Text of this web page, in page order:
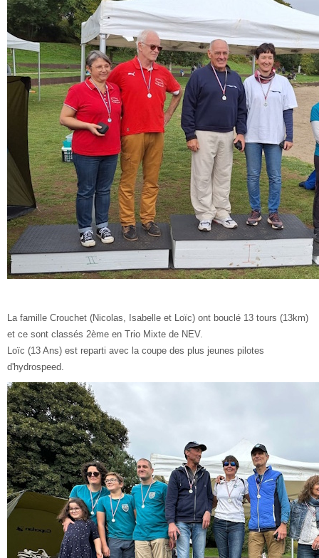
La famille Crouchet (Nicolas, Isabelle et Loïc) ont bouclé 13 tours (13km)
et ce sont classés 2ème en Trio Mixte de NEV.
Loïc (13 Ans) est reparti avec la coupe des plus jeunes pilotes
d'hydrospeed.